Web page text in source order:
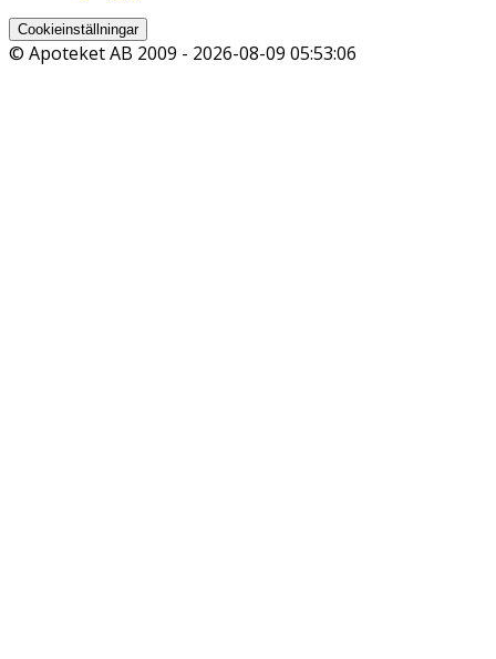
Cookieinställningar
© Apoteket AB 2009 - 2026-08-09 05:53:06